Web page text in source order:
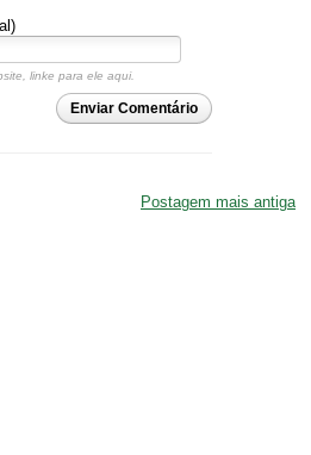
linke para ele aqui.
Enviar Comentário
Postagem mais antiga